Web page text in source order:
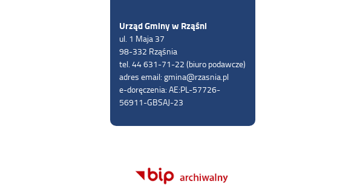
Urząd Gminy w Rząśni
ul. 1 Maja 37
98-332 Rząśnia
tel. 44 631-71-22 (biuro podawcze)
adres email: gmina@rzasnia.pl
e-doręczenia: AE:PL-57726-
56911-GBSAJ-23